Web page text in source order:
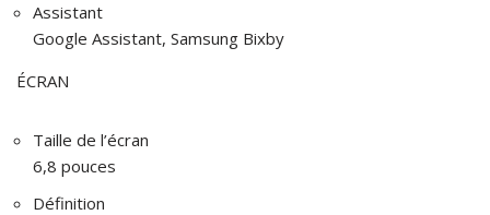
Assistant
Google Assistant, Samsung Bixby
ÉCRAN
Taille de l’écran
6,8 pouces
Définition